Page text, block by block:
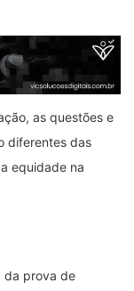
as questões e
diferentes das
equidade na
da prova de